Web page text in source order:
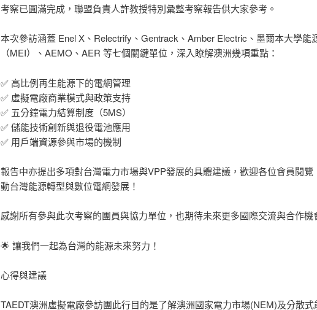
考察已圓滿完成，聯盟負責人許教授特別彙整考察報告供大家參考。
本次參訪涵蓋 Enel X、Relectrify、Gentrack、Amber Electric、墨爾本大學能
（MEI）、AEMO、AER 等七個關鍵單位，深入瞭解澳洲幾項重點：
✅ 高比例再生能源下的電網管理
✅ 虛擬電廠商業模式與政策支持
✅ 五分鐘電力結算制度（5MS）
✅ 儲能技術創新與退役電池應用
✅ 用戶端資源參與市場的機制
報告中亦提出多項對台灣電力市場與VPP發展的具體建議，歡迎各位會員閱覽
動台灣能源轉型與數位電網發展！
感謝所有參與此次考察的團員與協力單位，也期待未來更多國際交流與合作機
🌟 讓我們一起為台灣的能源未來努力！
心得與建議
TAEDT澳洲虛擬電廠參訪團此行目的是了解澳洲國家電力市場(NEM)及分散式